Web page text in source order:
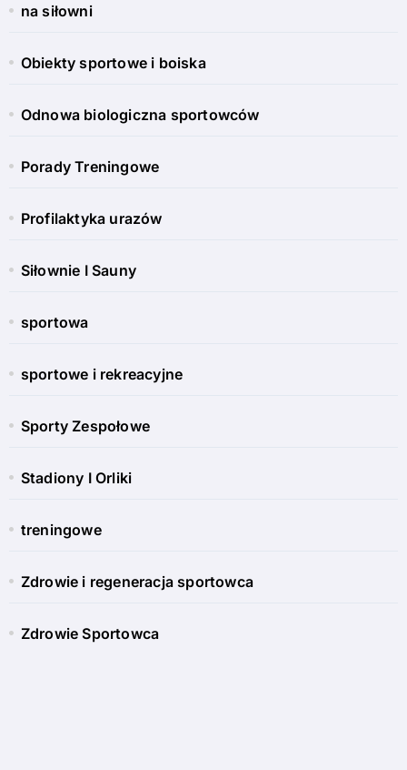
na siłowni
Obiekty sportowe i boiska
Odnowa biologiczna sportowców
Porady Treningowe
Profilaktyka urazów
Siłownie I Sauny
sportowa
sportowe i rekreacyjne
Sporty Zespołowe
Stadiony I Orliki
treningowe
Zdrowie i regeneracja sportowca
Zdrowie Sportowca